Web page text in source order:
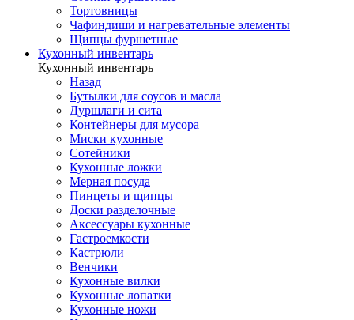
Тортовницы
Чафиндиши и нагревательные элементы
Щипцы фуршетные
Кухонный инвентарь
Кухонный инвентарь
Назад
Бутылки для соусов и масла
Дуршлаги и сита
Контейнеры для мусора
Миски кухонные
Сотейники
Кухонные ложки
Мерная посуда
Пинцеты и щипцы
Доски разделочные
Аксессуары кухонные
Гастроемкости
Кастрюли
Венчики
Кухонные вилки
Кухонные лопатки
Кухонные ножи